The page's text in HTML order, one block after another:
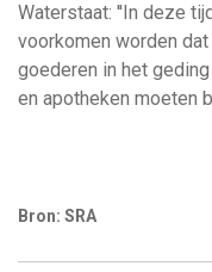
Waterstaat: ''In deze
voorkomen worden
goederen in het
en apotheken moeten
Bron: SRA